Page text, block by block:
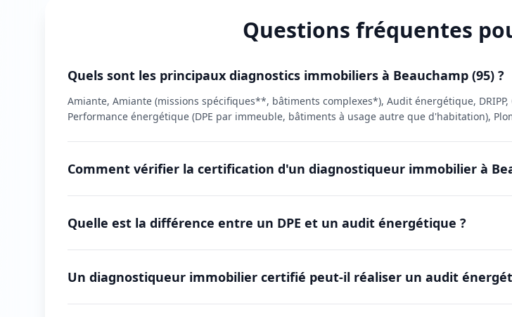
Questions fréquentes
Quels sont les principaux diagnostics immobiliers à Beauchamp (95) ?
Amiante, Amiante (missions spécifiques**, bâtiments complexes*), Audit énergétique,
Performance énergétique (DPE par immeuble, bâtiments à usage autre que d'habitation),
Comment vérifier la certification d'un diagnostiqueur immobilier à
Quelle est la différence entre un DPE et un audit énergétique ?
Un diagnostiqueur immobilier certifié peut-il réaliser un audit